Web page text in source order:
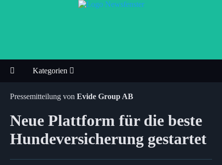
Kategorien
Pressemitteilung von Evide Group AB
Neue Plattform für die beste
Hundeversicherung gestartet